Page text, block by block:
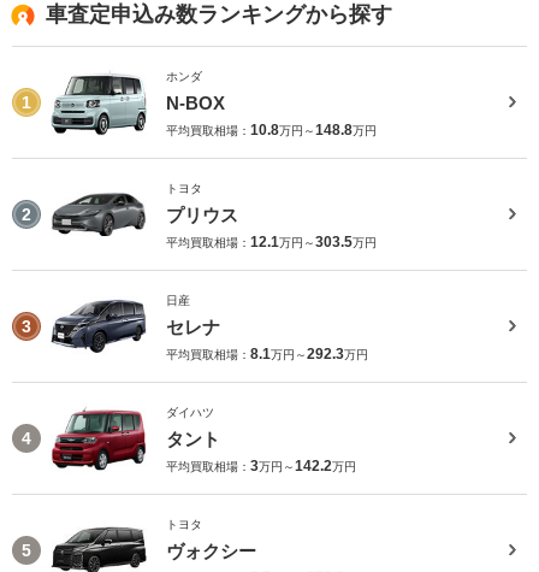
車査定申込み数ランキングから探す
1
ホンダ
N-BOX
平均買取相場： 10.8万円～148.8万円
2
トヨタ
プリウス
平均買取相場： 12.1万円～303.5万円
3
日産
セレナ
平均買取相場： 8.1万円～292.3万円
4
ダイハツ
タント
平均買取相場： 3万円～142.2万円
5
トヨタ
ヴォクシー